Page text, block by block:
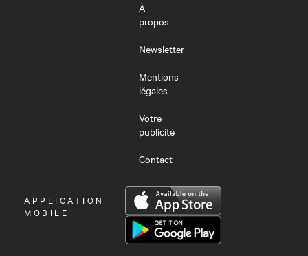
À
propos
Newsletter
Mentions
légales
Votre
publicité
Contact
OUVRIR
LE
APPLICATION
MOBILE